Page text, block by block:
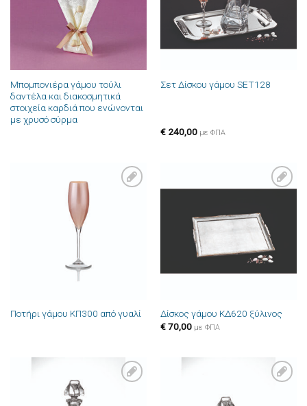
Μπομπονιέρα γάμου τούλι
δαντέλα και διακοσμητικά
στοιχεία καρδιά που ενώνονται
με χρυσό σύρμα
Σετ Δίσκου γάμου SET128
€240,00 με ΦΠΑ
Ποτήρι γάμου ΚΠ300 από γυαλί
επιθυμιών
Δίσκος γάμου ΚΔ620 ξύλινος
€70,00 με ΦΠΑ